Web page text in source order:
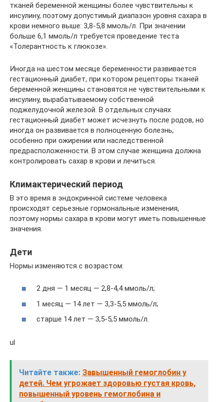
тканей беременной женщины более чувствительны к
инсулину, поэтому допустимый диапазон уровня сахара в
крови немного выше: 3,8-5,8 ммоль/л. При значении
больше 6,1 ммоль/л требуется проведение теста
«Толерантность к глюкозе».
Иногда на шестом месяце беременности развивается
гестационный диабет, при котором рецепторы тканей
беременной женщины становятся не чувствительными к
инсулину, вырабатываемому собственной
поджелудочной железой. В отдельных случаях
гестационный диабет может исчезнуть после родов, но
иногда он развивается в полноценную болезнь,
особенно при ожирении или наследственной
предрасположенности. В этом случае женщина должна
контролировать сахар в крови и лечиться.
Климактерический период
В это время в эндокринной системе человека
происходят серьезные гормональные изменения,
поэтому нормы сахара в крови могут иметь повышенные
значения.
Дети
Нормы изменяются с возрастом:
2 дня — 1 месяц — 2,8-4,4 ммоль/л;
1 месяц — 14 лет — 3,3-5,5 ммоль/л;
старше 14 лет — 3,5-5,5 ммоль/л.
ul
Читайте также: Завышенный гемоглобин у
детей. Чем угрожает здоровью густая кровь,
повышенный уровень гемоглобина и